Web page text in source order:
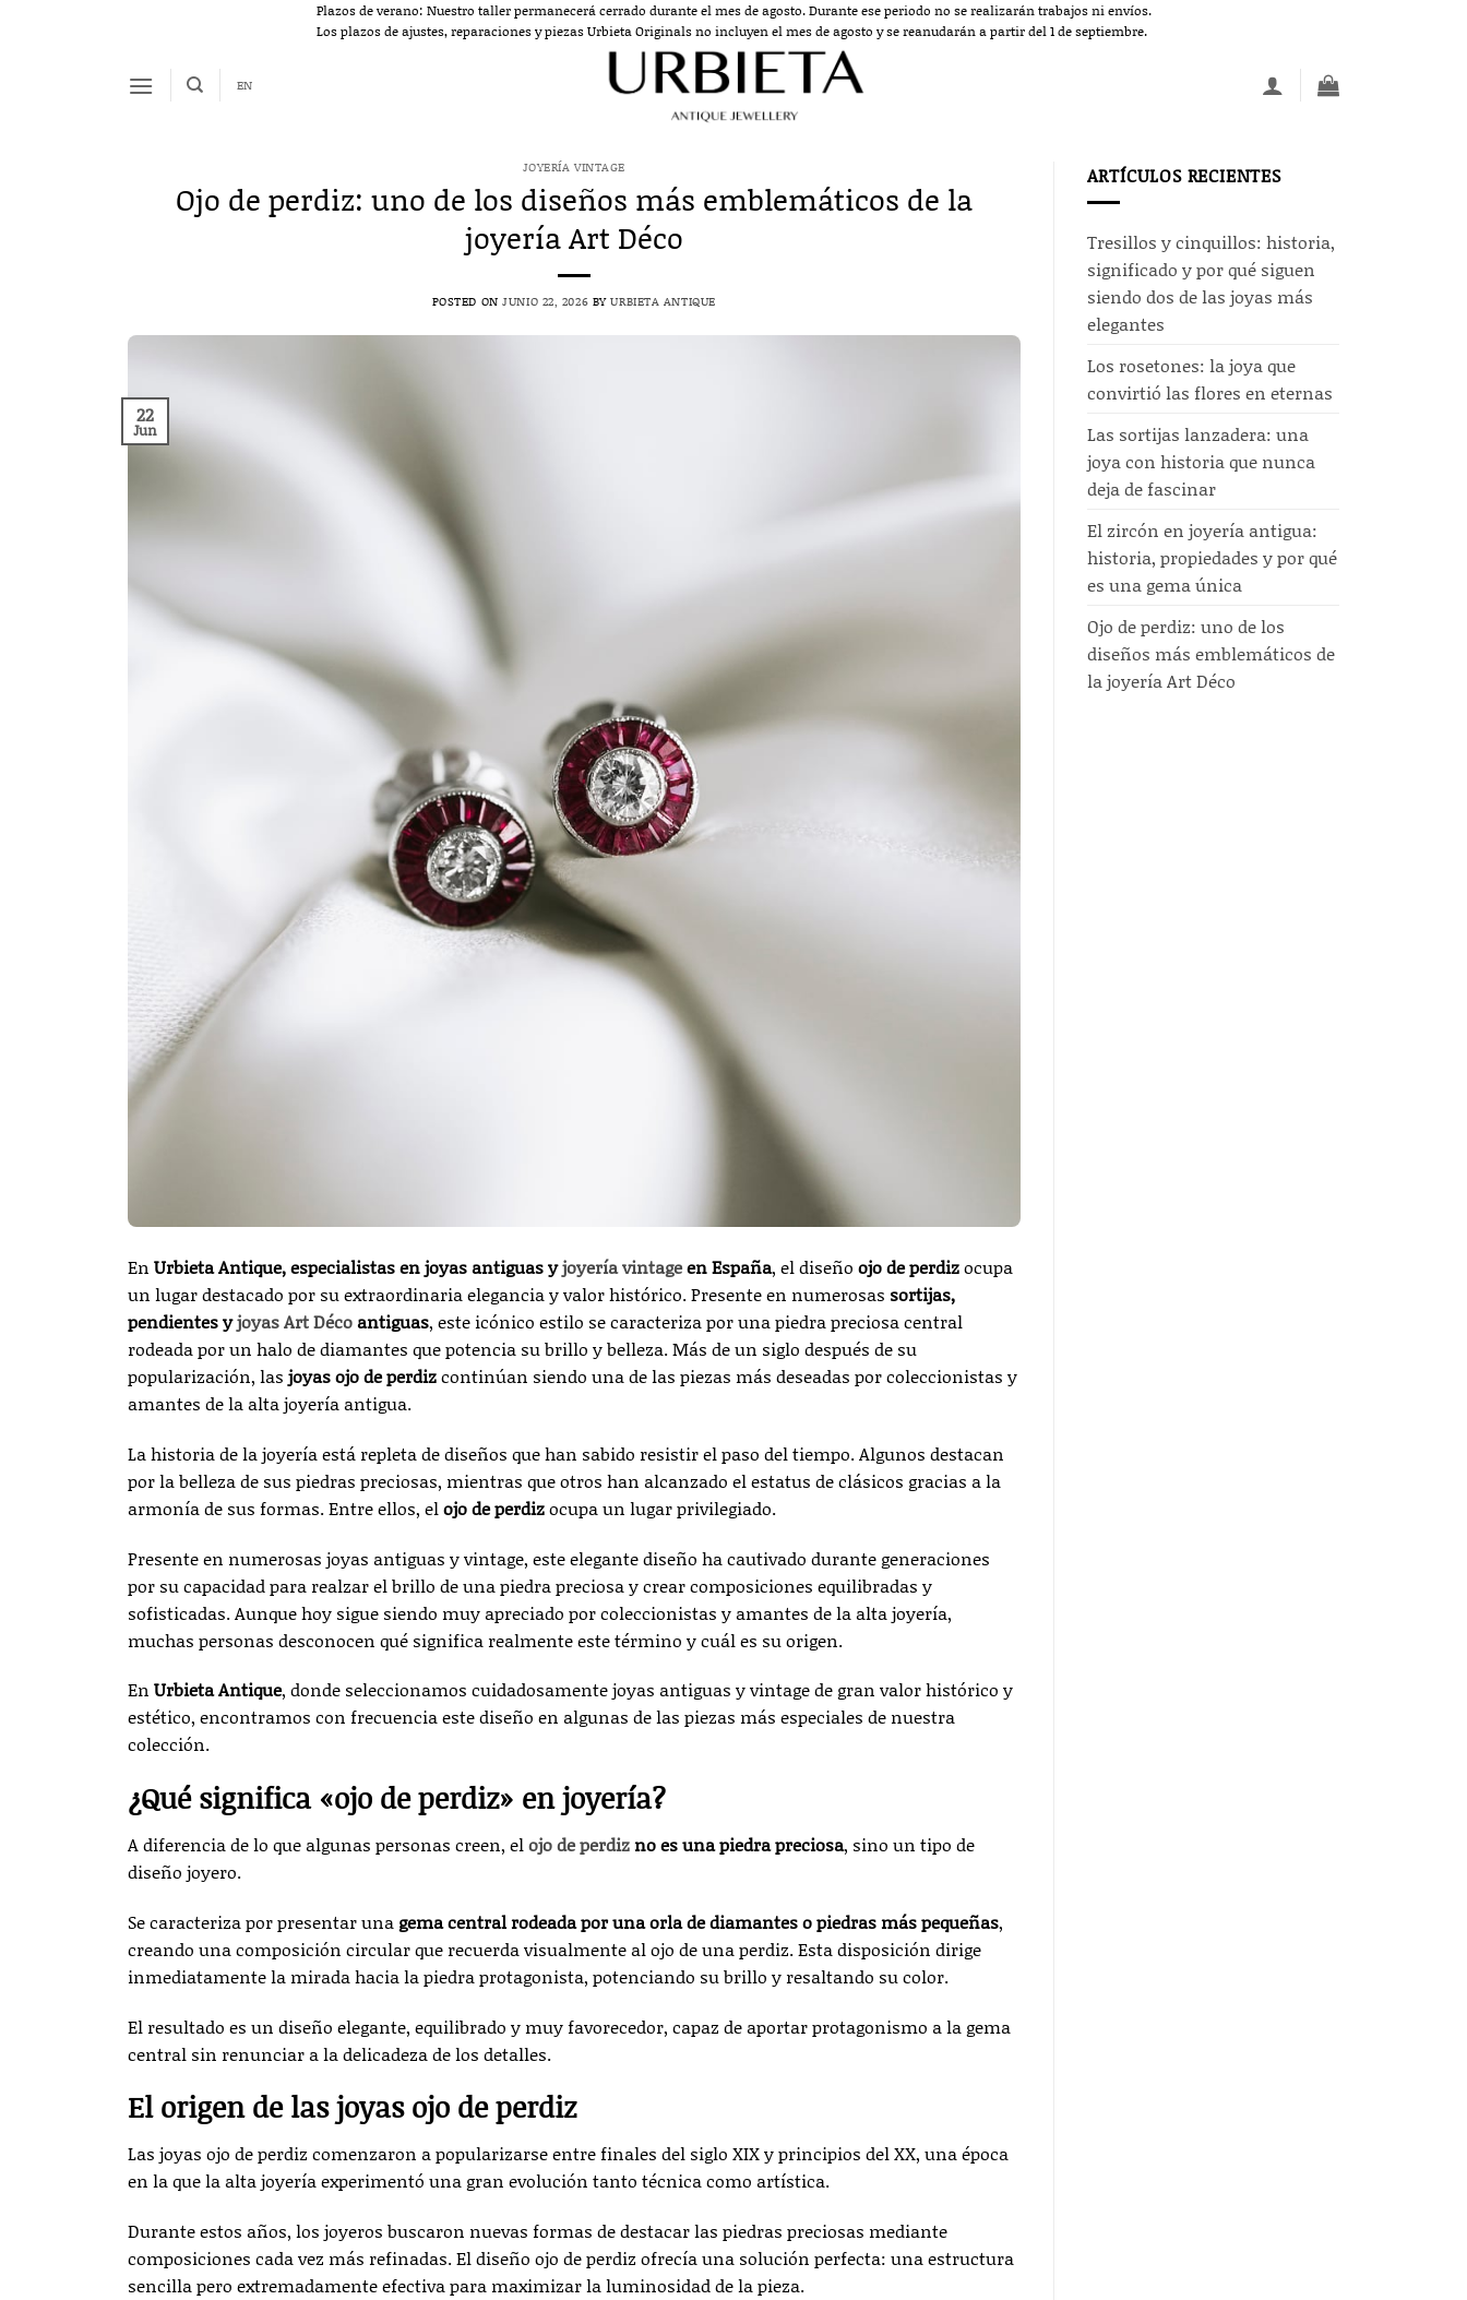
Plazos de verano: Nuestro taller permanecerá cerrado durante el mes de agosto. Durante ese periodo no se realizarán trabajos ni envíos.
Los plazos de ajustes, reparaciones y piezas Urbieta Originals no incluyen el mes de agosto y se reanudarán a partir del 1 de septiembre.
EN
JOYERÍA VINTAGE
Ojo de perdiz: uno de los diseños más emblemáticos de la
joyería Art Déco
POSTED ONJUNIO 22, 2026 BYURBIETA ANTIQUE
22
Jun
En Urbieta Antique, especialistas en joyas antiguas yjoyería vintageen España, el diseño ojo de perdizocupa
un lugar destacado por su extraordinaria elegancia y valor histórico. Presente en numerosas sortijas,
pendientes yjoyas Art Décoantiguas, este icónico estilo se caracteriza por una piedra preciosa central
rodeada por un halo de diamantes que potencia su brillo y belleza. Más de un siglo después de su
popularización, las joyas ojo de perdizcontinúan siendo una de las piezas más deseadas por coleccionistas y
amantes de la alta joyería antigua.
La historia de la joyería está repleta de diseños que han sabido resistir el paso del tiempo. Algunos destacan
por la belleza de sus piedras preciosas, mientras que otros han alcanzado el estatus de clásicos gracias a la
armonía de sus formas. Entre ellos, elojo de perdizocupa un lugar privilegiado.
Presente en numerosas joyas antiguas y vintage, este elegante diseño ha cautivado durante generaciones
por su capacidad para realzar el brillo de una piedra preciosa y crear composiciones equilibradas y
sofisticadas. Aunque hoy sigue siendo muy apreciado por coleccionistas y amantes de la alta joyería,
muchas personas desconocen qué significa realmente este término y cuál es su origen.
En Urbieta Antique, donde seleccionamos cuidadosamente joyas antiguas y vintage de gran valor histórico y
estético, encontramos con frecuencia este diseño en algunas de las piezas más especiales de nuestra
colección.
¿Qué significa «ojo de perdiz» en joyería?
A diferencia de lo que algunas personas creen, elojo de perdizno es una piedra preciosa, sino un tipo de
diseño joyero.
Se caracteriza por presentar una gema central rodeada por una orla de diamantes o piedras más pequeñas,
creando una composición circular que recuerda visualmente al ojo de una perdiz. Esta disposición dirige
inmediatamente la mirada hacia la piedra protagonista, potenciando su brillo y resaltando su color.
El resultado es un diseño elegante, equilibrado y muy favorecedor, capaz de aportar protagonismo a la gema
central sin renunciar a la delicadeza de los detalles.
El origen de las joyas ojo de perdiz
Las joyas ojo de perdiz comenzaron a popularizarse entre finales del siglo XIX y principios del XX, una época
en la que la alta joyería experimentó una gran evolución tanto técnica como artística.
Durante estos años, los joyeros buscaron nuevas formas de destacar las piedras preciosas mediante
composiciones cada vez más refinadas. El diseño ojo de perdiz ofrecía una solución perfecta: una estructura
sencilla pero extremadamente efectiva para maximizar la luminosidad de la pieza.
ARTÍCULOS RECIENTES
Tresillos y cinquillos: historia,
significado y por qué siguen
siendo dos de las joyas más
elegantes
Los rosetones: la joya que
convirtió las flores en eternas
Las sortijas lanzadera: una
joya con historia que nunca
deja de fascinar
El zircón en joyería antigua:
historia, propiedades y por qué
es una gema única
Ojo de perdiz: uno de los
diseños más emblemáticos de
la joyería Art Déco